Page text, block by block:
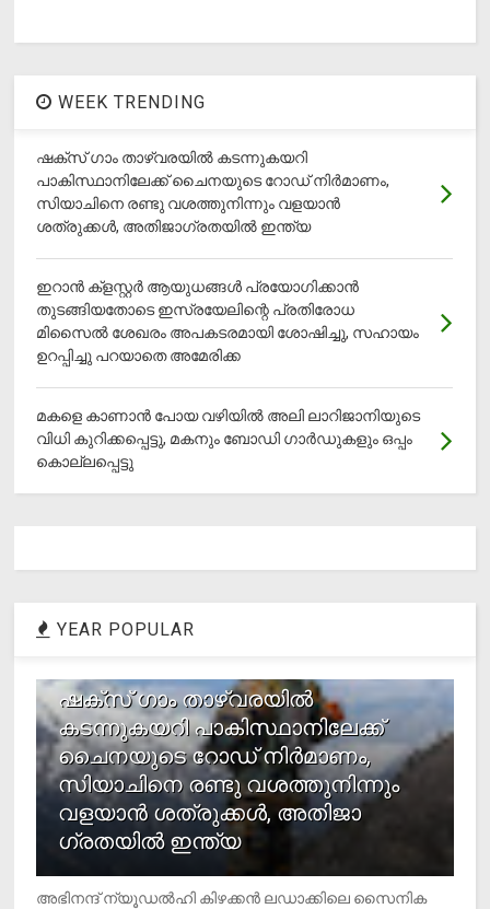
WEEK TRENDING
ഷക്സ് ​ഗാം താഴ്‌വരയിൽ കടന്നുകയറി
പാകിസ്ഥാനിലേക്ക് ചൈനയുടെ റോഡ് നിർമാണം,
സിയാചിനെ രണ്ടു വശത്തുനിന്നും വളയാൻ
ശത്രുക്കൾ, അതിജാ​ഗ്രതയിൽ ഇന്ത്യ
ഇറാന്‍ ക്‌ളസ്റ്റര്‍ ആയുധങ്ങള്‍ പ്രയോഗിക്കാന്‍
തുടങ്ങിയതോടെ ഇസ്രയേലിന്റെ പ്രതിരോധ
മിസൈല്‍ ശേഖരം അപകടരമായി ശോഷിച്ചു, സഹായം
ഉറപ്പിച്ചു പറയാതെ അമേരിക്ക
മകളെ കാണാന്‍ പോയ വഴിയില്‍ അലി ലാറിജാനിയുടെ
വിധി കുറിക്കപ്പെട്ടു, മകനും ബോഡി ഗാര്‍ഡുകളും ഒപ്പം
കൊല്ലപ്പെട്ടു
YEAR POPULAR
ഷക്സ് ​ഗാം താഴ്‌വരയിൽ
കടന്നുകയറി പാകിസ്ഥാനിലേക്ക്
ചൈനയുടെ റോഡ് നിർമാണം,
സിയാചിനെ രണ്ടു വശത്തുനിന്നും
വളയാൻ ശത്രുക്കൾ, അതിജാ​
ഗ്രതയിൽ ഇന്ത്യ
അഭിനന്ദ് ന്യൂഡൽഹി കിഴക്കൻ ലഡാക്കിലെ സൈനിക